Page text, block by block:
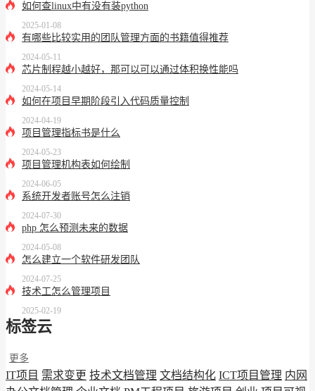
如何查linux中有没有装python
2025-01-08
有哪些比较实用的团队管理方面的书籍值得推荐
2024-05-11
芯片制程越小越好，那可以可以通过体积换性能吗
2024-05-14
如何在项目早期阶段引入代码质量控制
2024-04-19
项目管理指标书是什么
2024-05-23
项目管理机构表如何绘制
2024-06-05
系统开发者账号怎么注销
2024-07-30
php 怎么预测未来的数据
2024-05-08
怎么建立一个软件研发团队
2024-07-25
技术工怎么管理项目
2025-02-19
标签云
更多
IT项目 需求变更 技术文档管理 文档结构化 ICT项目管理 内网